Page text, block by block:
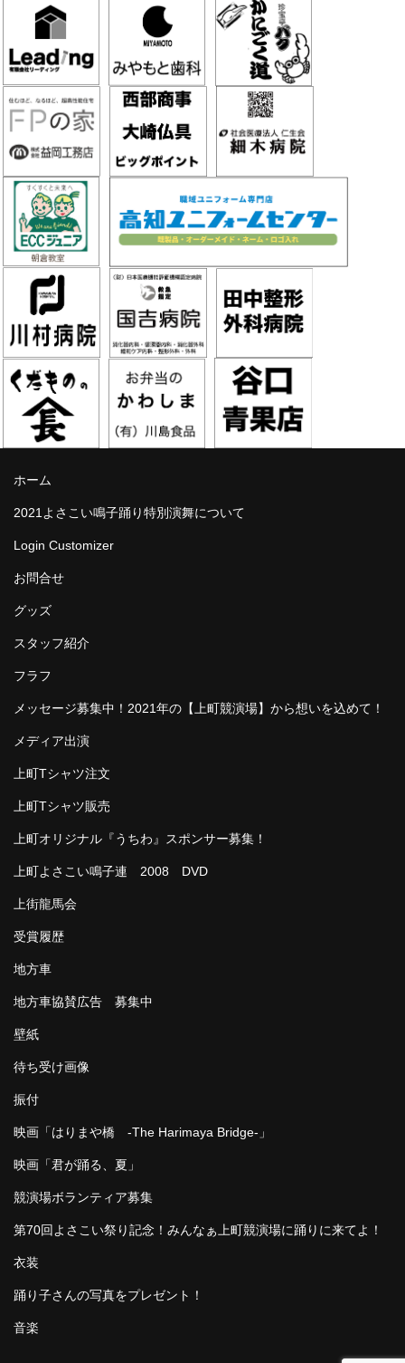
ホーム
2021よさこい鳴子踊り特別演舞について
Login Customizer
お問合せ
グッズ
スタッフ紹介
フラフ
メッセージ募集中！2021年の【上町競演場】から想いを込めて！
メディア出演
上町Tシャツ注文
上町Tシャツ販売
上町オリジナル『うちわ』スポンサー募集！
上町よさこい鳴子連 2008 DVD
上街龍馬会
受賞履歴
地方車
地方車協賛広告 募集中
壁紙
待ち受け画像
振付
映画「はりまや橋 -The Harimaya Bridge-」
映画「君が踊る、夏」
競演場ボランティア募集
第70回よさこい祭り記念！みんなぁ上町競演場に踊りに来てよ！
衣装
踊り子さんの写真をプレゼント！
音楽